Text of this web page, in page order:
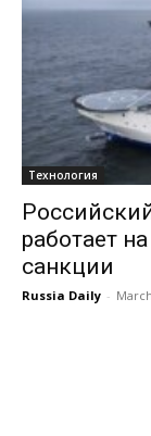
Технология
работает
санкции
Russia Daily -